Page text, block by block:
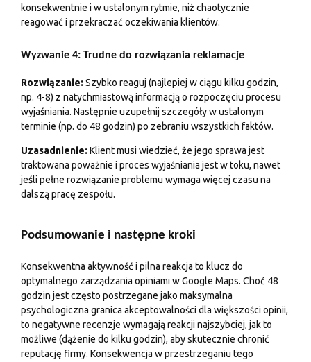
konsekwentnie i w ustalonym rytmie, niż chaotycznie
reagować i przekraczać oczekiwania klientów.
Wyzwanie 4: Trudne do rozwiązania reklamacje
Rozwiązanie: Szybko reaguj (najlepiej w ciągu kilku godzin,
np. 4-8) z natychmiastową informacją o rozpoczęciu procesu
wyjaśniania. Następnie uzupełnij szczegóły w ustalonym
terminie (np. do 48 godzin) po zebraniu wszystkich faktów.
Uzasadnienie: Klient musi wiedzieć, że jego sprawa jest
traktowana poważnie i proces wyjaśniania jest w toku, nawet
jeśli pełne rozwiązanie problemu wymaga więcej czasu na
dalszą pracę zespołu.
Podsumowanie i następne kroki
Konsekwentna aktywność i pilna reakcja to klucz do
optymalnego zarządzania opiniami w Google Maps. Choć 48
godzin jest często postrzegane jako maksymalna
psychologiczna granica akceptowalności dla większości opinii,
to negatywne recenzje wymagają reakcji najszybciej, jak to
możliwe (dążenie do kilku godzin), aby skutecznie chronić
reputację firmy. Konsekwencja w przestrzeganiu tego